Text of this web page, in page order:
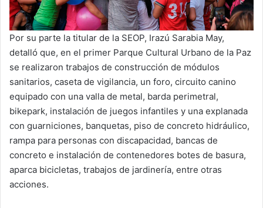
Por su parte la titular de la SEOP, Irazú Sarabia May,
detalló que, en el primer Parque Cultural Urbano de la Paz
se realizaron trabajos de construcción de módulos
sanitarios, caseta de vigilancia, un foro, circuito canino
equipado con una valla de metal, barda perimetral,
bikepark, instalación de juegos infantiles y una explanada
con guarniciones, banquetas, piso de concreto hidráulico,
rampa para personas con discapacidad, bancas de
concreto e instalación de contenedores botes de basura,
aparca bicicletas, trabajos de jardinería, entre otras
acciones.